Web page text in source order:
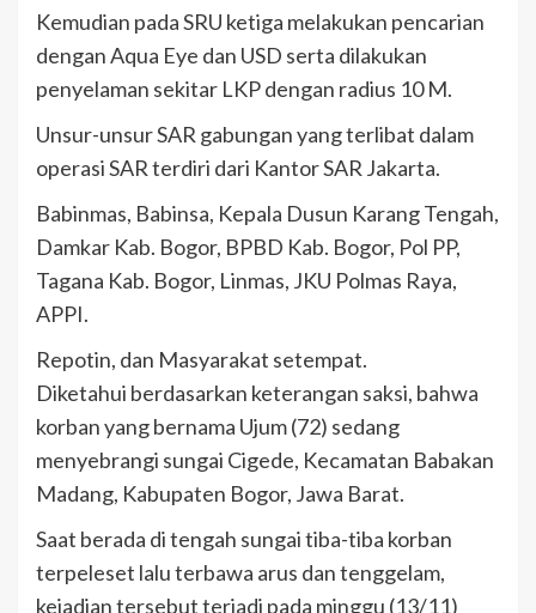
Kemudian pada SRU ketiga melakukan pencarian
dengan Aqua Eye dan USD serta dilakukan
penyelaman sekitar LKP dengan radius 10 M.
Unsur-unsur SAR gabungan yang terlibat dalam
operasi SAR terdiri dari Kantor SAR Jakarta.
Babinmas, Babinsa, Kepala Dusun Karang Tengah,
Damkar Kab. Bogor, BPBD Kab. Bogor, Pol PP,
Tagana Kab. Bogor, Linmas, JKU Polmas Raya,
APPI.
Repotin, dan Masyarakat setempat.
Diketahui berdasarkan keterangan saksi, bahwa
korban yang bernama Ujum (72) sedang
menyebrangi sungai Cigede, Kecamatan Babakan
Madang, Kabupaten Bogor, Jawa Barat.
Saat berada di tengah sungai tiba-tiba korban
terpeleset lalu terbawa arus dan tenggelam,
kejadian tersebut terjadi pada minggu (13/11)